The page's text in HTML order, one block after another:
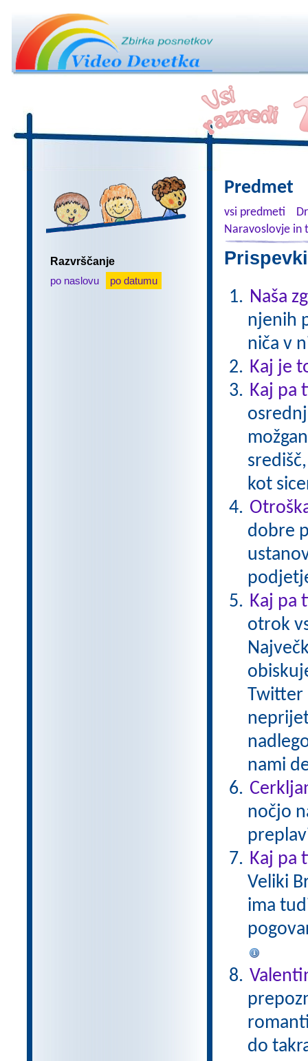
Razvrščanje
po naslovu
po datumu
Predmet
vsi predmeti
Naravoslovje in
Naša
njenih
niča v
Kaj je
Kaj pa
kot
dobre
Kaj pa
otrok
Twitter
nami
nočjo
Kaj pa
Veliki
ima
do